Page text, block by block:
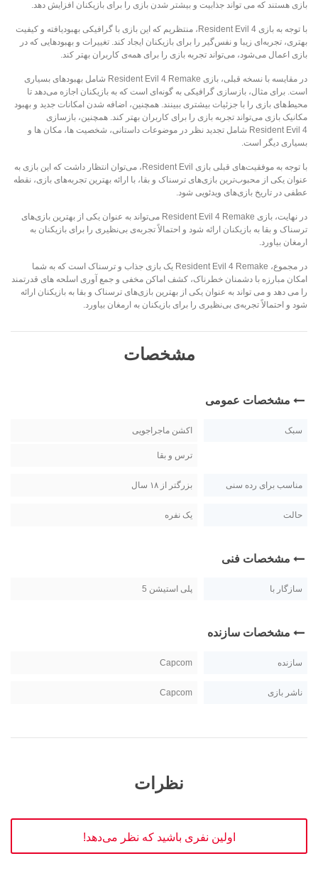
بازی هستند که می تواند جذابیت و بیشتر شدن بازی را برای بازیکنان افزایش دهد.
با توجه به بازی Resident Evil 4، منتظریم که این بازی با گرافیکی بهبودیافته و کیفیت
بهتری، تجربه‌ای زیبا و نفس‌گیر را برای بازیکنان ایجاد کند. تغییرات و بهبودهایی که در
بازی اعمال می‌شود، می‌تواند تجربه بازی را برای همه‌ی کاربران بهتر کند.
در مقایسه با نسخه قبلی، بازی Resident Evil 4 Remake شامل بهبودهای بسیاری
است. برای مثال، بازسازی گرافیکی به گونه‌ای است که به بازیکنان اجازه می‌دهد تا
محیط‌های بازی را با جزئیات بیشتری ببینند. همچنین، اضافه شدن امکانات جدید و بهبود
مکانیک بازی می‌تواند تجربه بازی را برای کاربران بهتر کند. همچنین، بازسازی
Resident Evil 4 شامل تجدید نظر در موضوعات داستانی، شخصیت ها، مکان ها و
بسیاری دیگر است.
با توجه به موفقیت‌های قبلی بازی Resident Evil، می‌توان انتظار داشت که این بازی به
عنوان یکی از محبوب‌ترین بازی‌های ترسناک و بقا، با ارائه بهترین تجربه‌های بازی، نقطه
عطفی در تاریخ بازی‌های ویدئویی شود.
در نهایت، بازی Resident Evil 4 Remake می‌تواند به عنوان یکی از بهترین بازی‌های
ترسناک و بقا به بازیکنان ارائه شود و احتمالاً تجربه‌ی بی‌نظیری را برای بازیکنان به
ارمغان بیاورد.
در مجموع، Resident Evil 4 Remake یک بازی جذاب و ترسناک است که به شما
امکان مبارزه با دشمنان خطرناک، کشف اماکن مخفی و جمع آوری اسلحه های قدرتمند
را می دهد و می تواند به عنوان یکی از بهترین بازی‌های ترسناک و بقا به بازیکنان ارائه
شود و احتمالاً تجربه‌ی بی‌نظیری را برای بازیکنان به ارمغان بیاورد.
مشخصات
مشخصات عمومی
سبک اکشن ماجراجویی
ترس و بقا
مناسب برای رده سنی بزرگتر از ۱۸ سال
حالت یک نفره
مشخصات فنی
سازگار با پلی استیشن 5
مشخصات سازنده
سازنده Capcom
ناشر بازی Capcom
نظرات
اولین نفری باشید که نظر می‌دهد!